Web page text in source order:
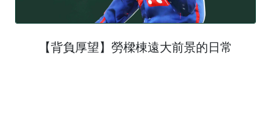
【背負厚望】勞樑棟遠大前景的日常